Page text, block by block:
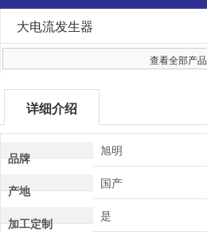
大电流发生器
查看全部产品
详细介绍
品牌 旭明
产地 国产
加工定制 是